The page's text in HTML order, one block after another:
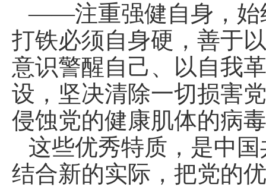
——注重强健自身，始
打铁必须自身硬，善于
意识警醒自己、以自我
设，坚决清除一切损害
侵蚀党的健康肌体的病
这些优秀特质，是中
结合新的实际，把党的